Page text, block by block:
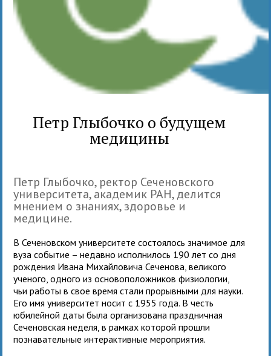
Петр Глыбочко о будущем
медицины
Петр Глыбочко, ректор Сеченовского
университета, академик РАН, делится
мнением о знаниях, здоровье и
медицине.
В Сеченовском университете состоялось значимое для
вуза событие – недавно исполнилось 190 лет со дня
рождения Ивана Михайловича Сеченова, великого
ученого, одного из основоположников физиологии,
чьи работы в свое время стали прорывными для науки.
Его имя университет носит с 1955 года. В честь
юбилейной даты была организована праздничная
Сеченовская неделя, в рамках которой прошли
познавательные интерактивные мероприятия.